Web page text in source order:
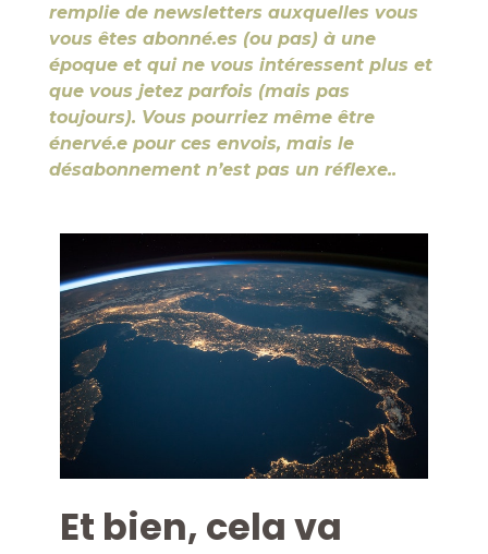
remplie de newsletters auxquelles vous
vous êtes abonné.es (ou pas) à une
époque et qui ne vous intéressent plus et
que vous jetez parfois (mais pas
toujours). Vous pourriez même être
énervé.e pour ces envois, mais le
désabonnement n’est pas un réflexe..
Et bien, cela va